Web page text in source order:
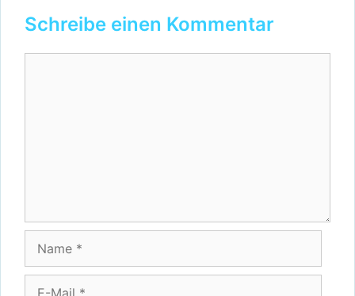
Schreibe einen Kommentar
Name